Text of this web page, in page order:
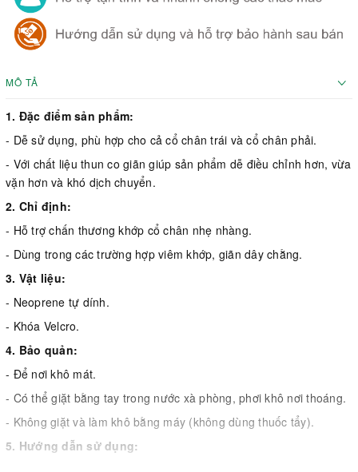
MÔ TẢ
1. Đặc điểm sản phẩm:
- Dễ sử dụng, phù hợp cho cả cổ chân trái và cổ chân phải.
- Với chất liệu thun co giãn giúp sản phẩm dễ điều chỉnh hơn, vừa
vặn hơn và khó dịch chuyển.
2. Chỉ định:
- Hỗ trợ chấn thương khớp cổ chân nhẹ nhàng.
- Dùng trong các trường hợp viêm khớp, giãn dây chằng.
3. Vật liệu:
- Neoprene tự dính.
- Khóa Velcro.
4. Bảo quản:
- Để nơi khô mát.
- Có thể giặt bằng tay trong nước xà phòng, phơi khô nơi thoáng.
- Không giặt và làm khô bằng máy (không dùng thuốc tẩy).
5. Hướng dẫn sử dụng: